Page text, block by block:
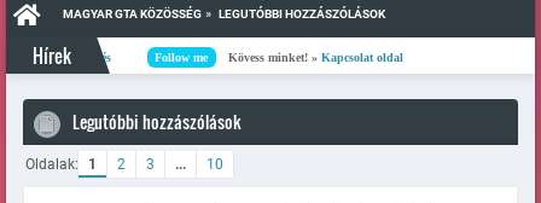
MAGYAR GTA KÖZÖSSÉG » LEGUTÓBBI HOZZÁSZÓLÁSOK
HírekFollow me Kövess minket! »Kapcsolat oldal
Legutóbbi hozzászólások
Oldalak: 1 2 3 ... 10